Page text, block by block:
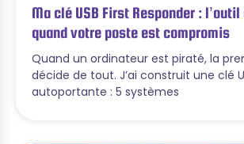
Ma clé USB First Responder :
quand votre poste est compromis
Quand un ordinateur est piraté, la
décide de tout. J’ai construit une clé
autoportante : 5 systèmes